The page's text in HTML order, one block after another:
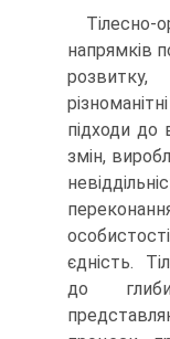
Тілесно-
напрямків
підходи до
змін,
єдність.
до